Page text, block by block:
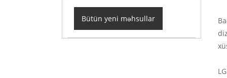
Bütün yeni məhsullar